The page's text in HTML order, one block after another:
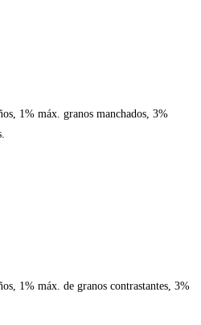
1% máx. granos manchados, 3%
1% máx. de granos contrastantes, 3%